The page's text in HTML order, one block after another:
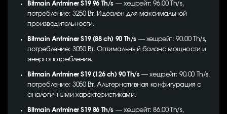
Bitmain Antminer S19 96 Th/s — хешрейт: 96.00 Th/s,
потребление: 3250 Вт. Идеален для максимальной
производительности.
Bitmain Antminer S19 (88 ch) 90 Th/s— хешрейт: 90.00 Th/s,
потребление: 3050 Вт. Оптимальный баланс мощности и
энергопотребления.
Bitmain Antminer S19 (126 ch) 90 Th/s— хешрейт: 90.00 Th/s,
потребление: 3050 Вт. Альтернативная конфигурация с
аналогичными характеристиками.
Bitmain Antminer S19 86 Th/s — хешрейт: 86.00 Th/s,